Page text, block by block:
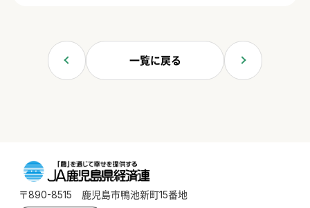
一覧に戻る
〒890-8515 鹿児島市鴨池新町15番地